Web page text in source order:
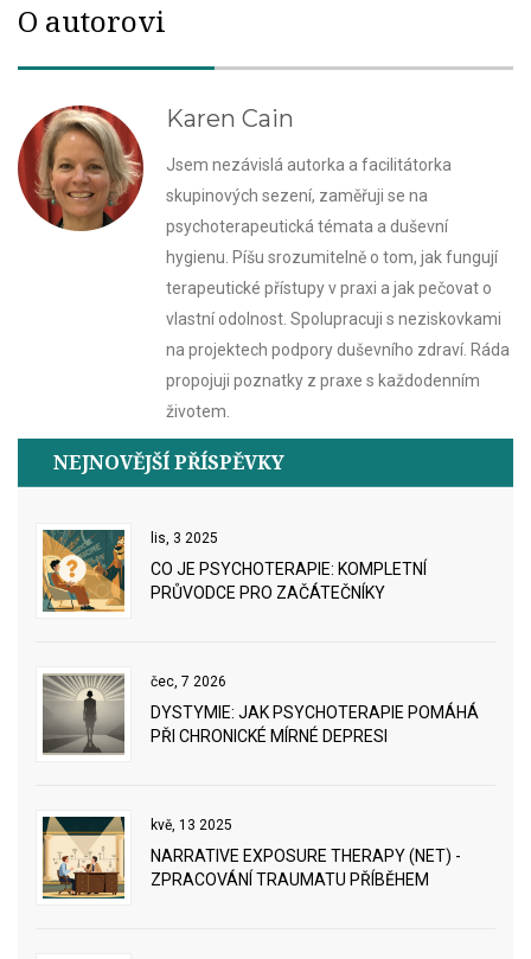
O autorovi
Karen Cain
Jsem nezávislá autorka a facilitátorka
skupinových sezení, zaměřuji se na
psychoterapeutická témata a duševní
hygienu. Píšu srozumitelně o tom, jak fungují
terapeutické přístupy v praxi a jak pečovat o
vlastní odolnost. Spolupracuji s neziskovkami
na projektech podpory duševního zdraví. Ráda
propojuji poznatky z praxe s každodenním
životem.
NEJNOVĚJŠÍ PŘÍSPĚVKY
lis, 3 2025
CO JE PSYCHOTERAPIE: KOMPLETNÍ
PRŮVODCE PRO ZAČÁTEČNÍKY
čec, 7 2026
DYSTYMIE: JAK PSYCHOTERAPIE POMÁHÁ
PŘI CHRONICKÉ MÍRNÉ DEPRESI
kvě, 13 2025
NARRATIVE EXPOSURE THERAPY (NET) -
ZPRACOVÁNÍ TRAUMATU PŘÍBĚHEM